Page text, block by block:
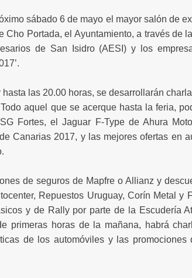
sábado 6 de mayo el mayor salón de
Cho Portada, el Ayuntamiento, a través de
de San Isidro (AESI) y los
las 20.00 horas, se desarrollarán
aquel que se acerque hasta la feria,
Fortes, el Jaguar F-Type de Ahura
Canarias 2017, y las mejores ofertas en
de seguros de Mapfre o Allianz y
Repuestos Uruguay, Corín Metal y
y de Rally por parte de la Escudería
primeras horas de la mañana, habrá
de los automóviles y las promociones